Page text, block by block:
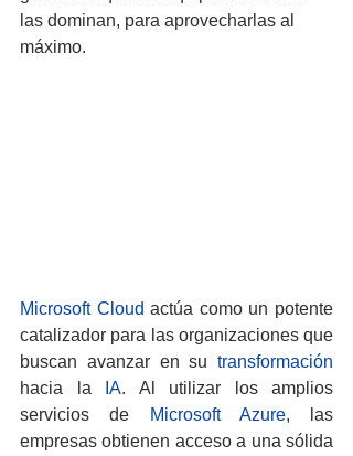
las dominan, para aprovecharlas al
máximo.
Microsoft Cloud actúa como un potente
catalizador para las organizaciones que
buscan avanzar en su transformación
hacia la
IA. Al utilizar los amplios
servicios de
Microsoft Azure, las
empresas obtienen acceso a una sólida